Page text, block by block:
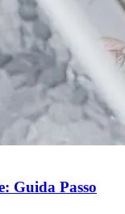
Guida Passo